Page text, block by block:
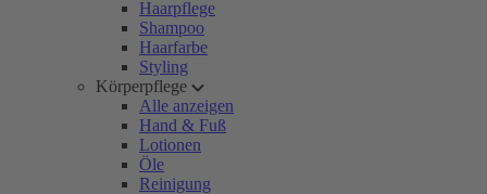
Haarpflege
Shampoo
Haarfarbe
Styling
Körperpflege
Alle anzeigen
Hand & Fuß
Lotionen
Öle
Reinigung